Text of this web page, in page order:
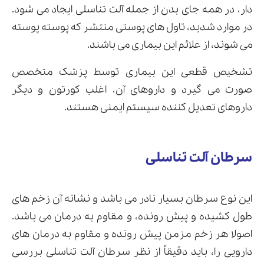
دار، در همه جای بدن از جمله آلت تناسلی ایجاد می شود.
در موارد شدید، تاول های پوستی منتشر که پوسته پوسته
می شوند، از علائم این بیماری می باشند.
تشخیص قطعی این بیماری توسط پزشک متخصص
صورت می گیرد و داروهای آن، اغلب کورتون و دیگر
داروهای تعدیل کننده سیستم ایمنی هستند.
سرطان آلت تناسلی
این نوع سرطان بسیار نادر می باشد و نشانه آن زخم های
طول کشیده و پیش رونده، و مقاوم به درمان می باشد.
اصولا هر زخم مزمن پیش رونده و مقاوم به درمان های
دارویی را، باید دقیقاً از نظر سرطان آلت تناسلی بررسی